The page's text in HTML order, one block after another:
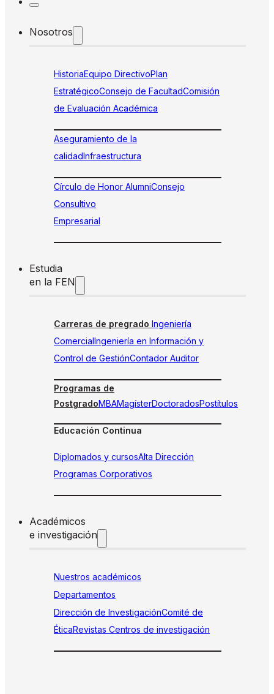
Nosotros
HistoriaEquipo DirectivoPlan
EstratégicoConsejo de FacultadComisión
de Evaluación Académica
Aseguramiento de la
calidadInfraestructura
Círculo de Honor AlumniConsejo
Consultivo
Empresarial
Estudia
en la FEN
Carreras de pregrado Ingeniería
ComercialIngeniería en Información y
Control de GestiónContador Auditor
Programas de
PostgradoMBAMagísterDoctoradosPostítulos
Educación Continua
Diplomados y cursosAlta Dirección
Programas Corporativos
Académicos
e investigación
Nuestros académicos
Departamentos
Dirección de InvestigaciónComité de
ÉticaRevistas Centros de investigación